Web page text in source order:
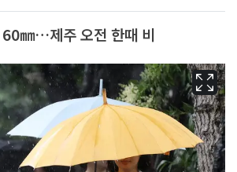
60㎜…제주 오전 한때 비